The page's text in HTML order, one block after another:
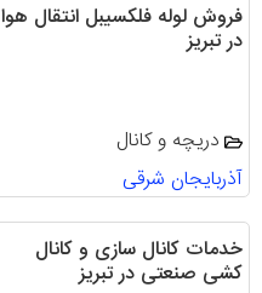
فروش لوله فلکسیبل انتقال هوا
در تبریز
دریچه و کانال
آذربایجان شرقی
خدمات کانال سازی و کانال
کشی صنعتی در تبریز